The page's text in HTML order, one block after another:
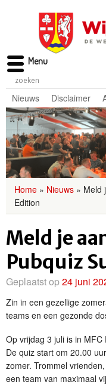
Nieuws Disclaimer
Home » Nieuws » Meld
Edition
Meld je
Pubquiz
Geplaatst op24 juni
Zin in een gezellige
teams en een gezonde
Op vrijdag 3 juli is in
De quiz start om 20.00
zomer. Trommel
een team van maximaal
Menu